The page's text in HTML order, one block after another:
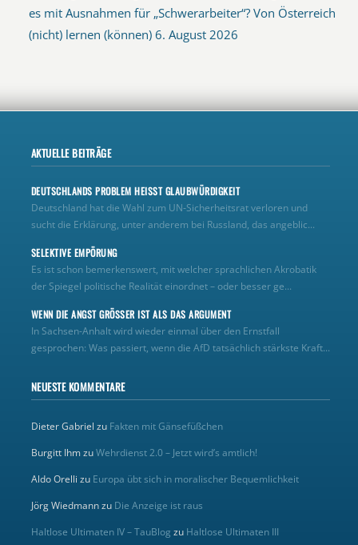
es mit Ausnahmen für „Schwerarbeiter“? Von Österreich
(nicht) lernen (können) 6. August 2026
AKTUELLE BEITRÄGE
DEUTSCHLANDS PROBLEM HEISST GLAUBWÜRDIGKEIT
Deutschland hat die Wahl zum UN‑Sicherheitsrat verloren und
sucht die Erklärung, unter anderem bei Russland, das angeblic...
SELEKTIVE EMPÖRUNG
Es ist schon bemerkenswert, mit welcher sprachlichen Akrobatik
der Spiegel politische Realität einordnet – oder besser ge...
WENN DIE ANGST GRÖSSER IST ALS DAS ARGUMENT
In Sachsen-Anhalt wird wieder einmal über den Ernstfall
gesprochen: Was passiert, wenn die AfD tatsächlich stärkste Kraft...
NEUESTE KOMMENTARE
Dieter Gabriel zu Fakten mit Gänsefüßchen
Burgitt IhmzuWehrdienst 2.0 – Jetzt wird’s amtlich!
Aldo Orelli zu Europa übt sich in moralischer Bequemlichkeit
Jörg Wiedmannzu Die Anzeige ist raus
Haltlose Ultimaten IV – TauBlog zu Haltlose Ultimaten III